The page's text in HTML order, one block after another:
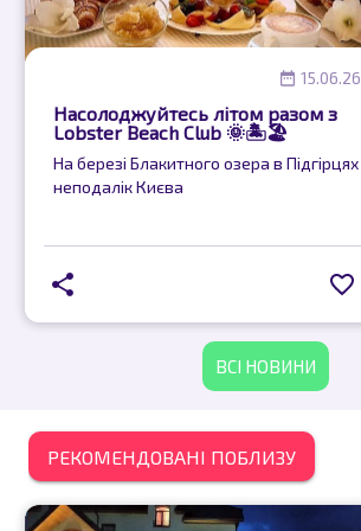
15.06.26
Насолоджуйтесь літом разом з
Lobster Beach Club 🌞🏝️🏖️
На березі Блакитного озера в Підгірцях
неподалік Києва
ВСІ НОВИНИ
РЕКОМЕНДОВАНІ ПОБЛИЗУ